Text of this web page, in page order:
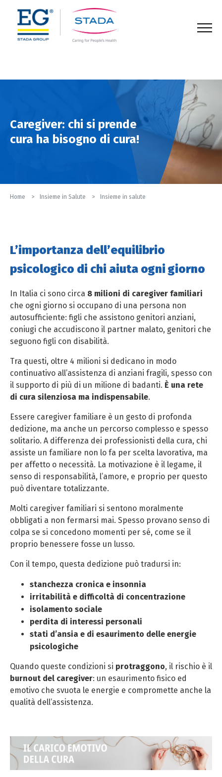
Caregiver: chi si prende
cura ha bisogno di cura!
Home Insieme in Salute Insieme in salute
L’importanza dell’equilibrio
psicologico di chi aiuta ogni giorno
In Italia ci sono circa 8 milioni di caregiver familiari
che ogni giorno si occupano di una persona non
autosufficiente: figli che assistono genitori anziani,
coniugi che accudiscono il partner malato, genitori che
seguono figli con disabilità.
Tra questi, oltre 4 milioni si dedicano in modo
continuativo all’assistenza di anziani fragili, spesso con
il supporto di più di un milione di badanti. È una rete
di cura silenziosa ma indispensabile.
Essere caregiver familiare è un gesto di profonda
dedizione, ma anche un percorso complesso e spesso
solitario. A differenza dei professionisti della cura, chi
assiste un familiare non lo fa per scelta lavorativa, ma
per affetto o necessità. La motivazione è il legame, il
senso di responsabilità, l’amore, e proprio per questo
può diventare totalizzante.
Molti caregiver familiari si sentono moralmente
obbligati a non fermarsi mai. Spesso provano senso di
colpa se si concedono momenti per sé, come se il
proprio benessere fosse un lusso.
Con il tempo, questa dedizione può tradursi in:
stanchezza cronica e insonnia
irritabilità e difficoltà di concentrazione
isolamento sociale
perdita di interessi personali
stati d’ansia e di esaurimento delle energie
psicologiche
Quando queste condizioni si protraggono, il rischio è il
burnout del caregiver: un esaurimento fisico ed
emotivo che svuota le energie e compromette anche la
qualità dell’assistenza.